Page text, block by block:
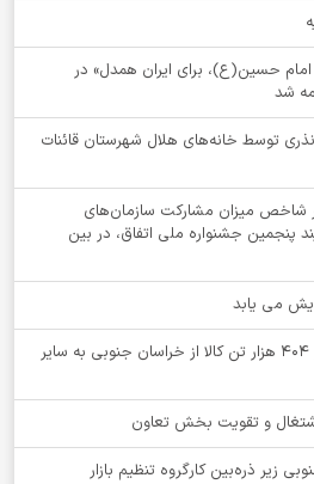
امام حسین(ع)، برای ایران همدل» در
شد
قرص نان نذری توسط خانه‌های هلال شهرستان قائنات
در شاخص میزان مشارکت سازمان‌های
پنجمین جشنواره ملی اتفاق، در بین
می یابد
جابه جایی بیش از 2 میلیون و 404 هزار تن کالا از خراسان جنوبی به سایر
و تقویت بخش تعاون
زیر ذره‌بین کارگروه تنظیم بازار